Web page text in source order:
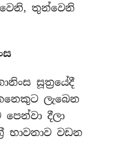
තුන්වෙනි
සූත‍්‍රයේදී
ලැබෙන
දීලා
භාවනාව වඩන